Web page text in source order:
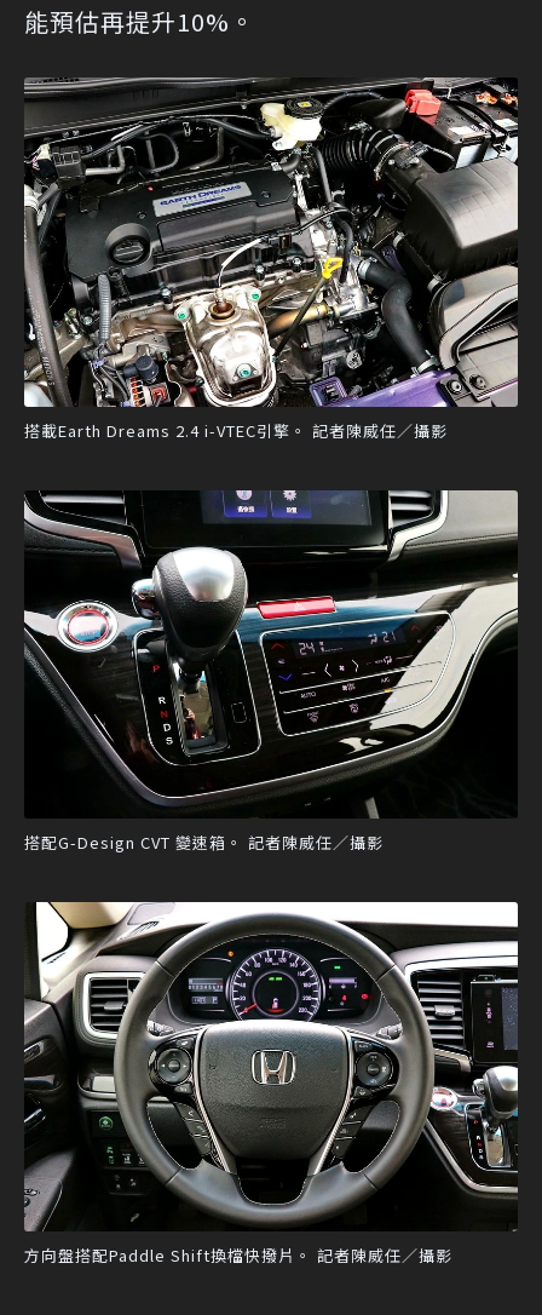
能預估再提升10%。
搭載Earth Dreams 2.4 i-VTEC引擎。 記者陳威任／攝影
搭配G-Design CVT 變速箱。 記者陳威任／攝影
方向盤搭配Paddle Shift換檔快撥片。 記者陳威任／攝影